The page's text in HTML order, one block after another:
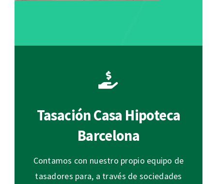
Tasación Casa Hipoteca
Barcelona
Contamos con nuestro propio equipo de
tasadores para, a través de sociedades